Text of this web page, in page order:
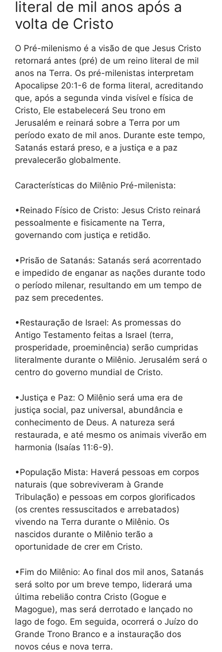
literal de mil anos após a
volta de Cristo
O Pré-milenismo é a visão de que Jesus Cristo
retornará antes (pré) de um reino literal de mil
anos na Terra. Os pré-milenistas interpretam
Apocalipse 20:1-6 de forma literal, acreditando
que, após a segunda vinda visível e física de
Cristo, Ele estabelecerá Seu trono em
Jerusalém e reinará sobre a Terra por um
período exato de mil anos. Durante este tempo,
Satanás estará preso, e a justiça e a paz
prevalecerão globalmente.
Características do Milênio Pré-milenista:
•Reinado Físico de Cristo: Jesus Cristo reinará
pessoalmente e fisicamente na Terra,
governando com justiça e retidão.
•Prisão de Satanás: Satanás será acorrentado
e impedido de enganar as nações durante todo
o período milenar, resultando em um tempo de
paz sem precedentes.
•Restauração de Israel: As promessas do
Antigo Testamento feitas a Israel (terra,
prosperidade, proeminência) serão cumpridas
literalmente durante o Milênio. Jerusalém será o
centro do governo mundial de Cristo.
•Justiça e Paz: O Milênio será uma era de
justiça social, paz universal, abundância e
conhecimento de Deus. A natureza será
restaurada, e até mesmo os animais viverão em
harmonia (Isaías 11:6-9).
•População Mista: Haverá pessoas em corpos
naturais (que sobreviveram à Grande
Tribulação) e pessoas em corpos glorificados
(os crentes ressuscitados e arrebatados)
vivendo na Terra durante o Milênio. Os
nascidos durante o Milênio terão a
oportunidade de crer em Cristo.
•Fim do Milênio: Ao final dos mil anos, Satanás
será solto por um breve tempo, liderará uma
última rebelião contra Cristo (Gogue e
Magogue), mas será derrotado e lançado no
lago de fogo. Em seguida, ocorrerá o Juízo do
Grande Trono Branco e a instauração dos
novos céus e nova terra.